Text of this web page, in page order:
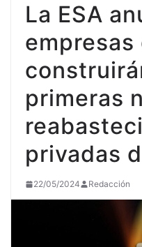
La ESA
empresas
primeras
privadas
22/05/2024 Redacción